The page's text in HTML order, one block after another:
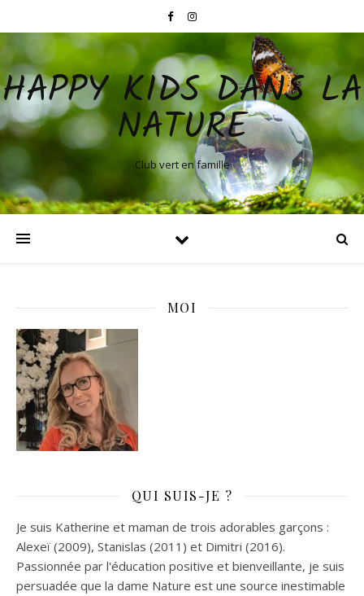
HAPPY KIDS DANS LA
NATURE
Club vert en famille
MOI
QUI SUIS-JE ?
Je suis Katherine et maman de trois adorables garçons :
Alexeï (2009), Stanislas (2011) et Dimitri (2016).
Passionnée par l'éducation positive et bienveillante, je suis
persuadée que la dame Nature est une source inestimable